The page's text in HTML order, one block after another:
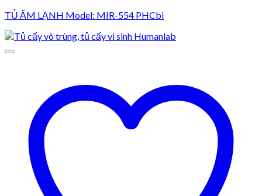
TỦ ẤM LẠNH Model: MIR-554 PHCbi